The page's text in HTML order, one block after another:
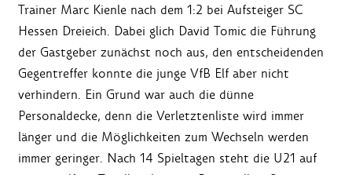
Trainer Marc Kienle nach dem 1:2 bei Aufsteiger SC
Hessen Dreieich. Dabei glich David Tomic die Führung
der Gastgeber zunächst noch aus, den entscheidenden
Gegentreffer konnte die junge VfB Elf aber nicht
verhindern. Ein Grund war auch die dünne
Personaldecke, denn die Verletztenliste wird immer
länger und die Möglichkeiten zum Wechseln werden
immer geringer. Nach 14 Spieltagen steht die U21 auf